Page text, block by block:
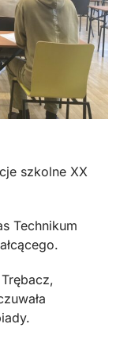
szkolne XX
Technikum